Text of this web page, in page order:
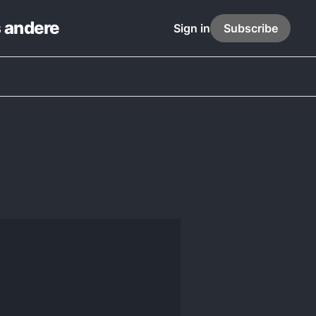
Sign in Subscribe